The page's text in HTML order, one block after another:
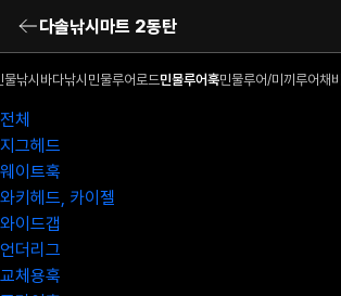
다솔낚시마트 2동탄
물낚시 바다낚시 민물루어로드민물루어훅민물루어/미끼 루어채비
전체
지그헤드
웨이트훅
와키헤드, 카이젤
와이드갭
언더리그
교체용훅